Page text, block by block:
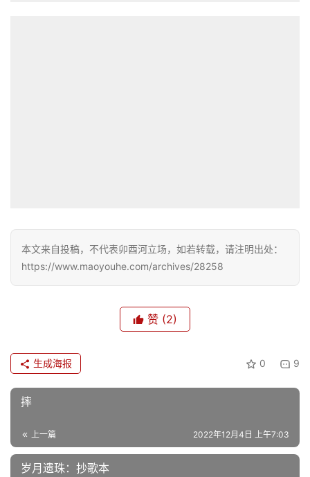
旅
游
娱
乐
题
更
本文来自投稿，不代表卯酉河立场，如若转载，请注明出处：
https://www.maoyouhe.com/archives/28258
赞 (2)
0 9
生成海报
摔
上一篇 2022年12月4日 上午7:03
岁月遗珠：抄歌本